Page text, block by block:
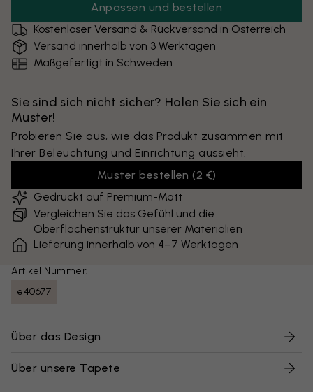
Anpassen und bestellen
Kostenloser Versand & Rückversand in Österreich
Versand innerhalb von 3 Werktagen
Maßgefertigt in Schweden
Sie sind sich nicht sicher? Holen Sie sich ein
Muster!
Probieren Sie aus, wie das Produkt zusammen mit
Ihrer Beleuchtung und Einrichtung aussieht.
Muster bestellen (2 €)
Gedruckt auf Premium-Matt
Vergleichen Sie das Gefühl und die
Oberflächenstruktur unserer Materialien
Lieferung innerhalb von 4–7 Werktagen
Artikel Nummer:
e40677
Über das Design
Über unsere Tapete